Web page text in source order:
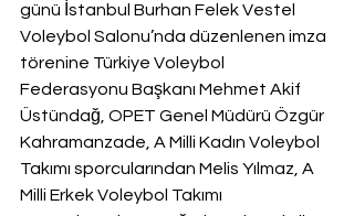
günü İstanbul Burhan Felek Vestel
Voleybol Salonu’nda düzenlenen imza
törenine Türkiye Voleybol
Federasyonu Başkanı Mehmet Akif
Üstündağ, OPET Genel Müdürü Özgür
Kahramanzade, A Milli Kadın Voleybol
Takımı sporcularından Melis Yılmaz, A
Milli Erkek Voleybol Takımı